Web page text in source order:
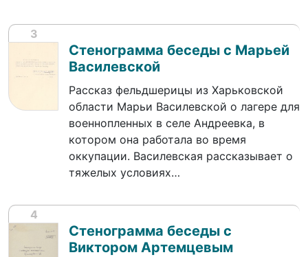
3
Стенограмма беседы с Марьей
Василевской
Рассказ фельдшерицы из Харьковской
области Марьи Василевской о лагере для
военнопленных в селе Андреевка, в
котором она работала во время
оккупации. Василевская рассказывает о
тяжелых условиях…
4
Стенограмма беседы с
Виктором Артемцевым